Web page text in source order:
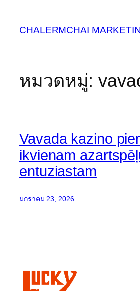
CHALERMCHAI
หมวดหมู่:
Vavada kazino
ikvienam
entuziastam
มกราคม 23, 2026